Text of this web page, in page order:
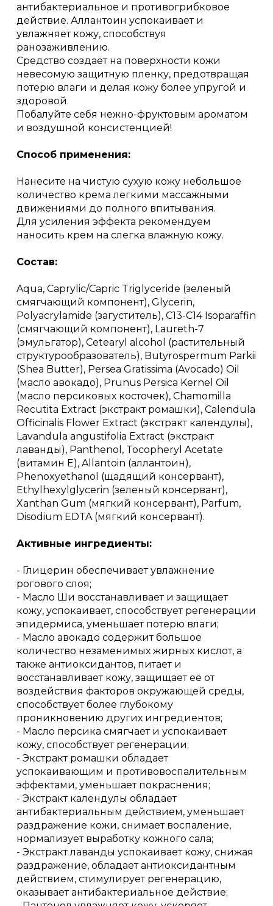
антибактериальное и противогрибковое
действие. Аллантоин успокаивает и
увлажняет кожу, способствуя
ранозаживлению.
Средство создаёт на поверхности кожи
невесомую защитную пленку, предотвращая
потерю влаги и делая кожу более упругой и
здоровой.
Побалуйте себя нежно-фруктовым ароматом
и воздушной консистенцией!
Способ применения:
Нанесите на чистую сухую кожу небольшое
количество крема легкими массажными
движениями до полного впитывания.
Для усиления эффекта рекомендуем
наносить крем на слегка влажную кожу.
Состав:
Aqua, Caprylic/Capric Triglyceride (зеленый
смягчающий компонент), Glycerin,
Polyacrylamide (загуститель), C13-C14 Isoparaffin
(смягчающий компонент), Laureth-7
(эмульгатор), Cetearyl alcohol (растительный
структурообразователь), Butyrospermum Parkii
(Shea Butter), Persea Gratissima (Avocado) Oil
(масло авокадо), Prunus Persica Kernel Oil
(масло персиковых косточек), Chamomilla
Recutita Extract (экстракт ромашки), Calendula
Officinalis Flower Extract (экстракт календулы),
Lavandula angustifolia Extract (экстракт
лаванды), Panthenol, Tocopheryl Acetate
(витамин Е), Allantoin (аллантоин),
Phenoxyethanol (щадящий консервант),
Ethylhexylglycerin (зеленый консервант),
Xanthan Gum (мягкий консервант), Parfum,
Disodium EDTA (мягкий консервант).
Активные ингредиенты:
- Глицерин обеспечивает увлажнение
рогового слоя;
- Масло Ши восстанавливает и защищает
кожу, успокаивает, способствует регенерации
эпидермиса, уменьшает потерю влаги;
- Масло авокадо содержит большое
количество незаменимых жирных кислот, а
также антиоксидантов, питает и
восстанавливает кожу, защищает её от
воздействия факторов окружающей среды,
способствует более глубокому
проникновению других ингредиентов;
- Масло персика смягчает и успокаивает
кожу, способствует регенерации;
- Экстракт ромашки обладает
успокаивающим и противовоспалительным
эффектами, уменьшает покраснения;
- Экстракт календулы обладает
антибактериальным действием, уменьшает
раздражение кожи, снимает воспаление,
нормализует выработку кожного сала;
- Экстракт лаванды успокаивает кожу, снижая
раздражение, обладает антиоксидантным
действием, стимулирует регенерацию,
оказывает антибактериальное действие;